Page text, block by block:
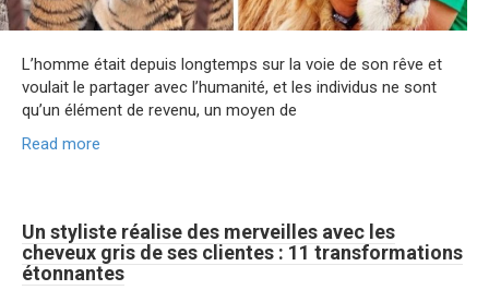
L’homme était depuis longtemps sur la voie de son rêve et
voulait le partager avec l’humanité, et les individus ne sont
qu’un élément de revenu, un moyen de
Read more
Un styliste réalise des merveilles avec les
cheveux gris de ses clientes : 11 transformations
étonnantes